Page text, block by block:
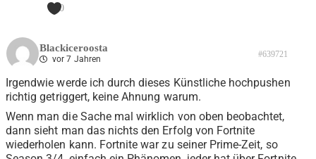
0
Blackiceroosta
vor 7 Jahren #639721
Irgendwie werde ich durch dieses Künstliche hochpushen
richtig getriggert, keine Ahnung warum.
Wenn man die Sache mal wirklich von oben beobachtet,
dann sieht man das nichts den Erfolg von Fortnite
wiederholen kann. Fortnite war zu seiner Prime-Zeit, so